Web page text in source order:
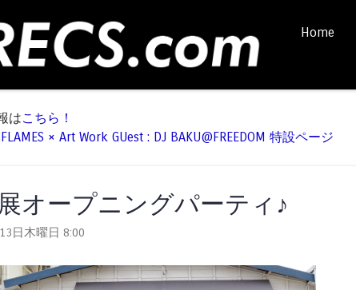
Skip to content
Home
はこちら！
FLAMES × Art Work GUest : DJ BAKU@FREEDOM 特設ページ
オープニングパーティ♪
日木曜日 8:00